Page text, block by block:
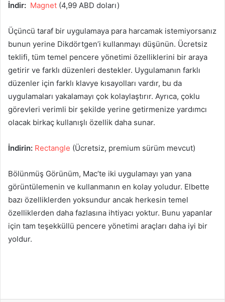
İndir: Magnet (4,99 ABD doları)
Üçüncü taraf bir uygulamaya para harcamak istemiyorsanız
bunun yerine Dikdörtgen’i kullanmayı düşünün. Ücretsiz
teklifi, tüm temel pencere yönetimi özelliklerini bir araya
getirir ve farklı düzenleri destekler. Uygulamanın farklı
düzenler için farklı klavye kısayolları vardır, bu da
uygulamaları yakalamayı çok kolaylaştırır. Ayrıca, çoklu
görevleri verimli bir şekilde yerine getirmenize yardımcı
olacak birkaç kullanışlı özellik daha sunar.
İndirin: Rectangle (Ücretsiz, premium sürüm mevcut)
Bölünmüş Görünüm, Mac’te iki uygulamayı yan yana
görüntülemenin ve kullanmanın en kolay yoludur. Elbette
bazı özelliklerden yoksundur ancak herkesin temel
özelliklerden daha fazlasına ihtiyacı yoktur. Bunu yapanlar
için tam teşekküllü pencere yönetimi araçları daha iyi bir
yoldur.